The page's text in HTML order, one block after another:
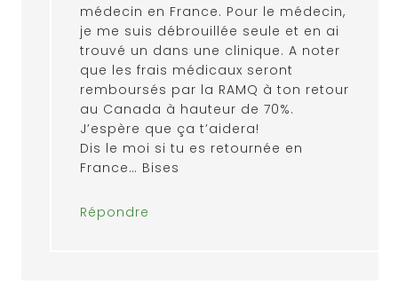
médecin en France. Pour le médecin,
je me suis débrouillée seule et en ai
trouvé un dans une clinique. A noter
que les frais médicaux seront
remboursés par la RAMQ à ton retour
au Canada à hauteur de 70%.
J’espère que ça t’aidera!
Dis le moi si tu es retournée en
France… Bises
Répondre